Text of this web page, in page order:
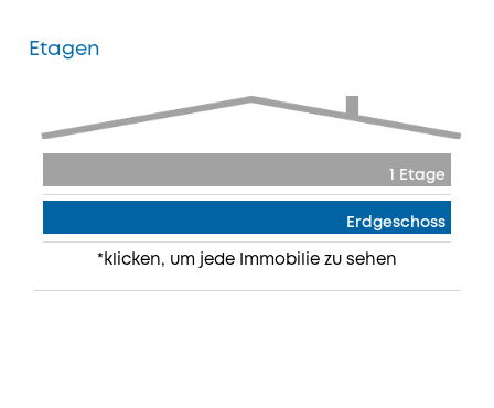
Etagen
1 Etage
Erdgeschoss
*klicken, um jede Immobilie zu sehen